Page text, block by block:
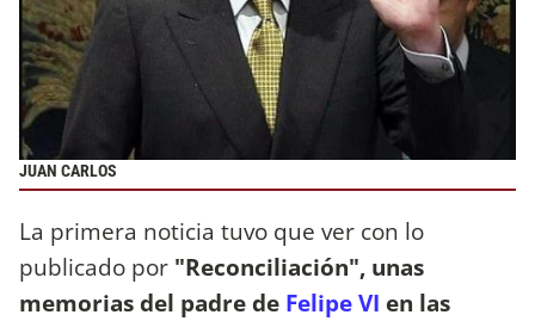
JUAN CARLOS
La primera noticia tuvo que ver con lo
publicado por "Reconciliación", unas
memorias del padre de Felipe VI en las